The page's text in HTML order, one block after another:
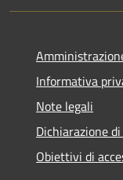
Informativa
Note legali
Dichiarazione
Obiettivi di